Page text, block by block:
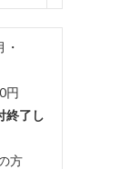
円
終了し
方